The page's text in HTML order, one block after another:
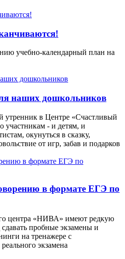
учебно-календарный план на
наших дошкольников
утренник в Центре «Счастливый
участникам - и детям, и
окунуться в сказку,
от игр, забав и подарков
в формате ЕГЭ по
центра «НИВА» имеют редкую
пробные экзамены и
на тренажере с
экзамена